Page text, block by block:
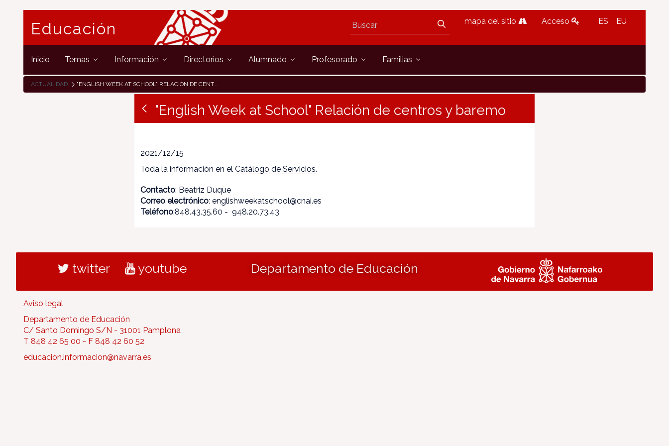
Educación mapa del sitio Acceso ES EU
Inicio Temas Información Directorios Alumnado Profesorado Familias
ACTUALIDAD "ENGLISH WEEK AT SCHOOL" RELACIÓN DE CENTROS Y BAREMO
"English Week at School" Relación de centros y baremo
2021/12/15
Toda la información en elCatálogo de Servicios.
Contacto: Beatriz Duque
Correo electrónico: englishweekatschool@cnai.es
Teléfono:848.43.35.60 - 948.20.73.43
twitter youtube Departamento de Educación
Aviso legal
Departamento de Educación
C/ Santo Domingo S/N - 31001 Pamplona
T 848 42 65 00 - F 848 42 60 52
educacion.informacion@navarra.es